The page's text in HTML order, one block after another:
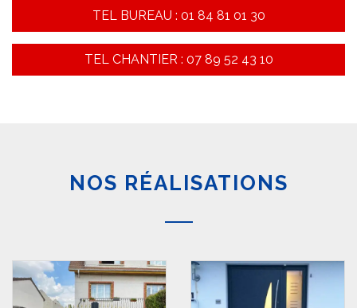
TEL BUREAU : 01 84 81 01 30
TEL CHANTIER : 07 89 52 43 10
NOS RÉALISATIONS